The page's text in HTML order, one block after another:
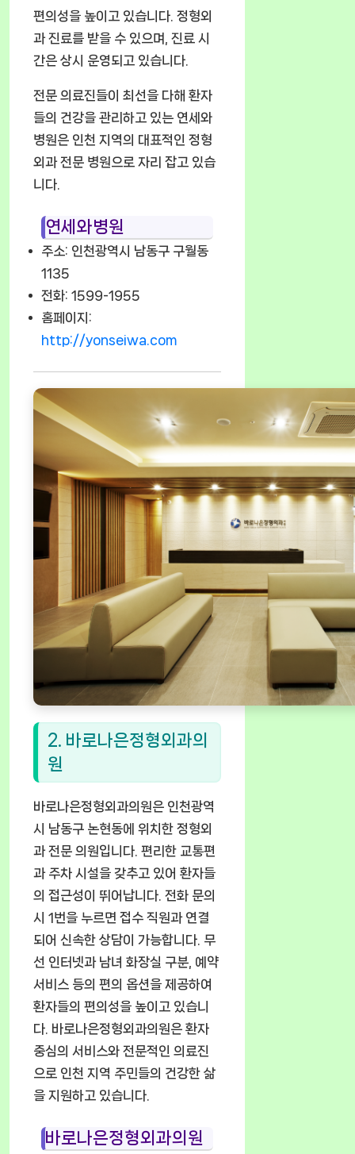
편의성을 높이고 있습니다. 정형외
과 진료를 받을 수 있으며, 진료 시
간은 상시 운영되고 있습니다.
전문 의료진들이 최선을 다해 환자
들의 건강을 관리하고 있는 연세와
병원은 인천 지역의 대표적인 정형
외과 전문 병원으로 자리 잡고 있습
니다.
연세와병원
주소: 인천광역시 남동구 구월동
1135
전화: 1599-1955
홈페이지:
http://yonseiwa.com
2. 바로나은정형외과의
원
바로나은정형외과의원은 인천광역
시 남동구 논현동에 위치한 정형외
과 전문 의원입니다. 편리한 교통편
과 주차 시설을 갖추고 있어 환자들
의 접근성이 뛰어납니다. 전화 문의
시 1번을 누르면 접수 직원과 연결
되어 신속한 상담이 가능합니다. 무
선 인터넷과 남녀 화장실 구분, 예약
서비스 등의 편의 옵션을 제공하여
환자들의 편의성을 높이고 있습니
다. 바로나은정형외과의원은 환자
중심의 서비스와 전문적인 의료진
으로 인천 지역 주민들의 건강한 삶
을 지원하고 있습니다.
바로나은정형외과의원